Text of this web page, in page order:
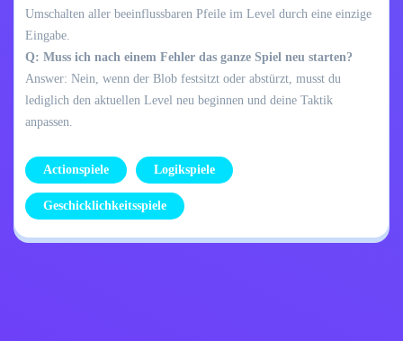
Umschalten aller beeinflussbaren Pfeile im Level durch eine einzige
Eingabe.
Q: Muss ich nach einem Fehler das ganze Spiel neu starten?
Answer: Nein, wenn der Blob festsitzt oder abstürzt, musst du
lediglich den aktuellen Level neu beginnen und deine Taktik
anpassen.
Actionspiele Logikspiele
Geschicklichkeitsspiele